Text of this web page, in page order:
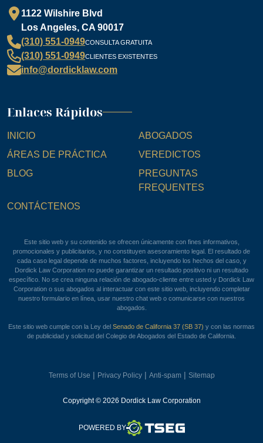
1122 Wilshire Blvd
Los Angeles, CA 90017
(310) 551-0949CONSULTA GRATUITA
(310) 551-0949CLIENTES EXISTENTES
info@dordicklaw.com
Enlaces Rápidos
INICIO
ABOGADOS
ÁREAS DE PRÁCTICA
VEREDICTOS
BLOG
PREGUNTAS
FREQUENTES
CONTÁCTENOS
Este sitio web y su contenido se ofrecen únicamente con fines informativos,
promocionales y publicitarios, y no constituyen asesoramiento legal. El resultado de
cada caso legal depende de muchos factores, incluyendo los hechos del caso, y
Dordick Law Corporation no puede garantizar un resultado positivo ni un resultado
específico. No se crea ninguna relación de abogado-cliente entre usted y Dordick Law
Corporation o sus abogados al interactuar con este sitio web, incluyendo completar
nuestro formulario en línea, usar nuestro chat web o comunicarse con nuestros
abogados.
Este sitio web cumple con la Ley del Senado de California 37 (SB 37) y con las normas
de publicidad y solicitud del Colegio de Abogados del Estado de California.
Terms of Use | Privacy Policy| Anti-spam| Sitemap
Copyright © 2026 Dordick Law Corporation
POWERED BYTSEG